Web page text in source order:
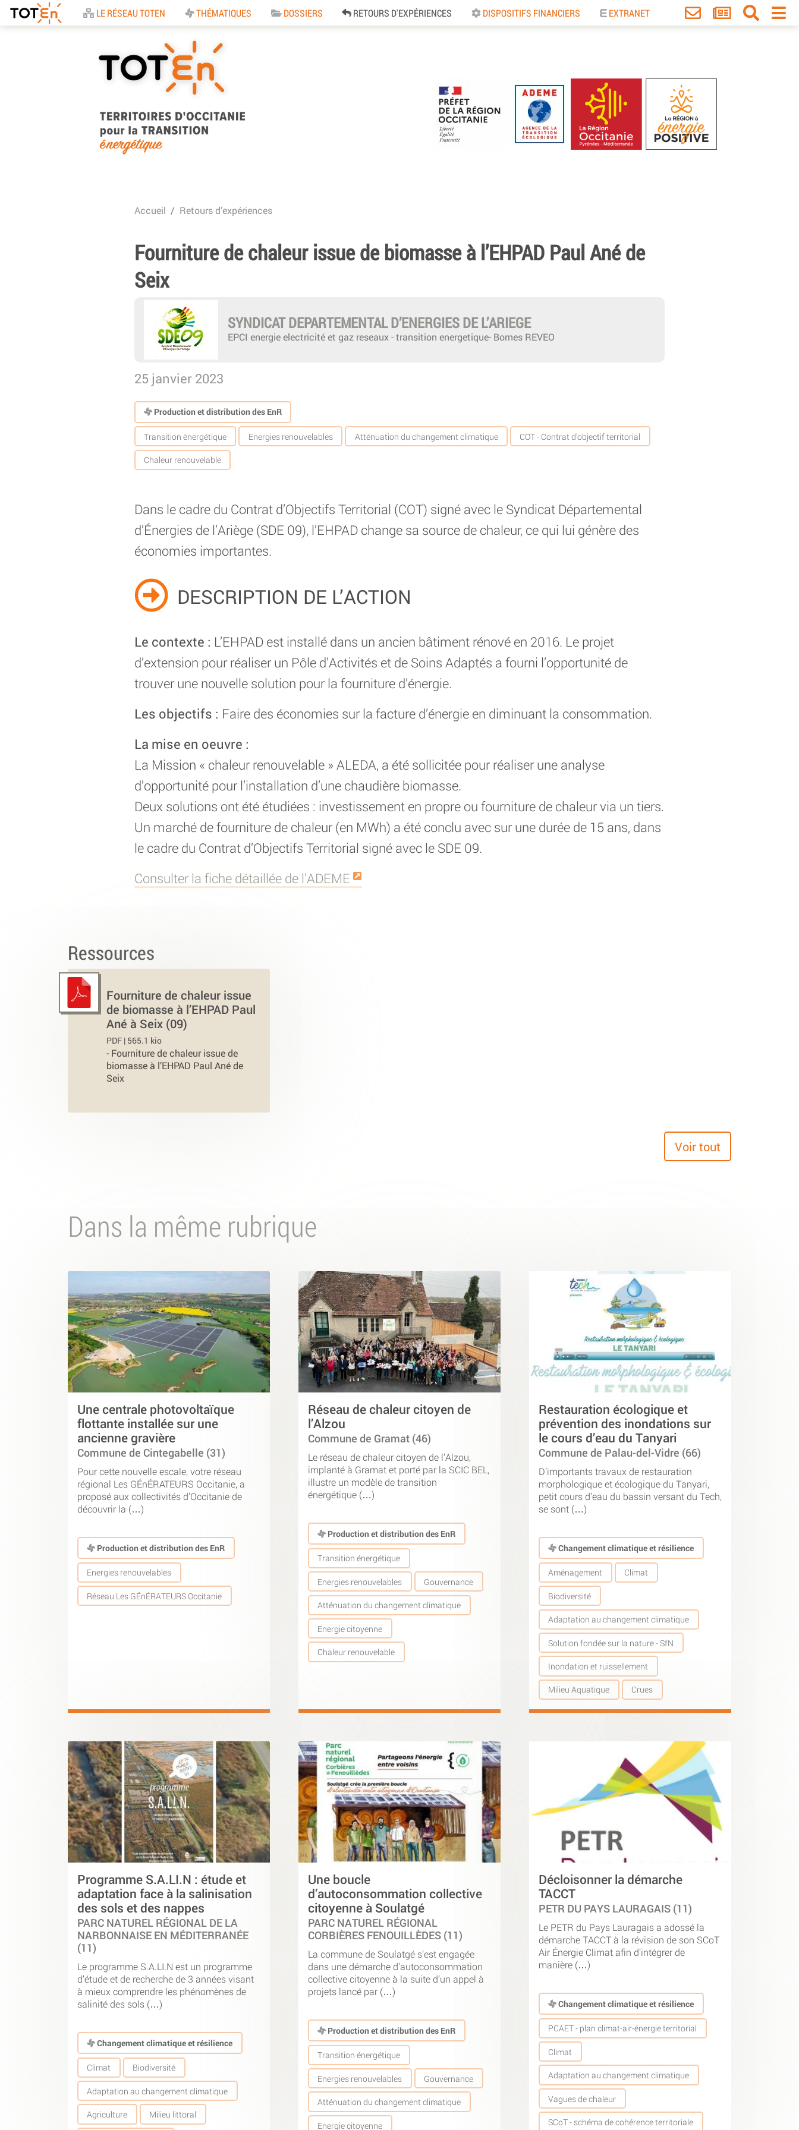
Accueil
LE RÉSEAU TOTEN THÉMATIQUES DOSSIERS RETOURS D'EXPÉRIENCES DISPOSITIFS FINANCIERS EXTRANET
pour la Transition
Energétique
Accueil Retours d’expériences
Fourniture de chaleur issue de biomasse à l’EHPAD Paul Ané de
Seix
SYNDICAT DEPARTEMENTAL D’ENERGIES DE L’ARIEGE
EPCI energie electricité et gaz reseaux - transition energetique- Bornes REVEO
25 janvier 2023
Production et distribution des EnR
Transition énergétique Energies renouvelables Atténuation du changement climatique COT - Contrat d’objectif territorial
Chaleur renouvelable
Dans le cadre du Contrat d’Objectifs Territorial (COT) signé avec le Syndicat Départemental
d’Énergies de l’Ariège (SDE 09), l’EHPAD change sa source de chaleur, ce qui lui génère des
économies importantes.
DESCRIPTION DE L’ACTION
Le contexte : L’EHPAD est installé dans un ancien bâtiment rénové en 2016. Le projet
d’extension pour réaliser un Pôle d’Activités et de Soins Adaptés a fourni l’opportunité de
trouver une nouvelle solution pour la fourniture d’énergie.
Les objectifs : Faire des économies sur la facture d’énergie en diminuant la consommation.
La mise en oeuvre :
La Mission « chaleur renouvelable » ALEDA, a été sollicitée pour réaliser une analyse
d’opportunité pour l’installation d’une chaudière biomasse.
Deux solutions ont été étudiées : investissement en propre ou fourniture de chaleur via un tiers.
Un marché de fourniture de chaleur (en MWh) a été conclu avec sur une durée de 15 ans, dans
le cadre du Contrat d’Objectifs Territorial signé avec le SDE 09.
Consulter la fiche détaillée de l’ADEME
Ressources
Fourniture de chaleur issue
de biomasse à l’EHPAD Paul
Ané à Seix (09)
PDF | 565.1 kio
- Fourniture de chaleur issue de
biomasse à l’EHPAD Paul Ané de
Seix
Voir tout
Dans la même rubrique
Une centrale photovoltaïque
flottante installée sur une
ancienne gravière
Commune de Cintegabelle (31)
Pour cette nouvelle escale, votre réseau
régional Les GÉnÉRATEURS Occitanie, a
proposé aux collectivités d’Occitanie de
découvrir la (…)
Production et distribution des EnR
Energies renouvelables
Réseau Les GÉnÉRATEURS Occitanie
Réseau de chaleur citoyen de
l’Alzou
Commune de Gramat (46)
Le réseau de chaleur citoyen de l’Alzou,
implanté à Gramat et porté par la SCIC BEL,
illustre un modèle de transition
énergétique (…)
Production et distribution des EnR
Transition énergétique
Energies renouvelables Gouvernance
Atténuation du changement climatique
Energie citoyenne
Chaleur renouvelable
Restauration écologique et
prévention des inondations sur
le cours d’eau du Tanyari
Commune de Palau-del-Vidre (66)
D’importants travaux de restauration
morphologique et écologique du Tanyari,
petit cours d’eau du bassin versant du Tech,
se sont (…)
Changement climatique et résilience
Aménagement Climat
Biodiversité
Adaptation au changement climatique
Solution fondée sur la nature - SfN
Inondation et ruissellement
Milieu Aquatique Crues
Programme S.A.LI.N : étude et
adaptation face à la salinisation
des sols et des nappes
PARC NATUREL RÉGIONAL DE LA
NARBONNAISE EN MÉDITERRANÉE
(11)
Le programme S.A.LI.N est un programme
d’étude et de recherche de 3 années visant
à mieux comprendre les phénomènes de
salinité des sols (…)
Changement climatique et résilience
Climat Biodiversité
Adaptation au changement climatique
Agriculture Milieu littoral
Une boucle
d’autoconsommation collective
citoyenne à Soulatgé
PARC NATUREL RÉGIONAL
CORBIÈRES FENOUILLÈDES (11)
La commune de Soulatgé s’est engagée
dans une démarche d’autoconsommation
collective citoyenne à la suite d’un appel à
projets lancé par (…)
Production et distribution des EnR
Transition énergétique
Energies renouvelables Gouvernance
Atténuation du changement climatique
Energie citoyenne
Décloisonner la démarche
TACCT
PETR DU PAYS LAURAGAIS (11)
Le PETR du Pays Lauragais a adossé la
démarche TACCT à la révision de son SCoT
Air Énergie Climat afin d’intégrer de
manière (…)
Changement climatique et résilience
PCAET - plan climat-air-énergie territorial
Climat
Adaptation au changement climatique
Vagues de chaleur
SCoT - schéma de cohérence territoriale